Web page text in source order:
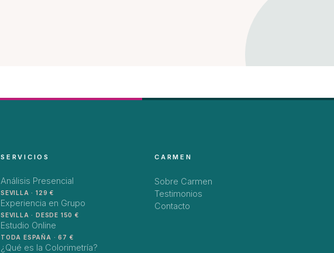
SERVICIOS
Análisis Presencial
SEVILLA · 129 €
Experiencia en Grupo
SEVILLA · DESDE 150 €
Estudio Online
TODA ESPAÑA · 67 €
¿Qué es la Colorimetría?
CARMEN
Sobre Carmen
Testimonios
Contacto